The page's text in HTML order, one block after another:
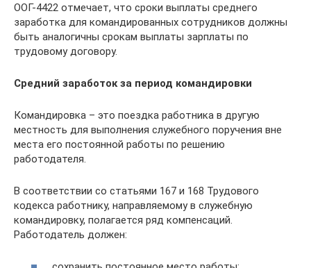
ООГ-4422 отмечает, что сроки выплаты среднего
заработка для командированных сотрудников должны
быть аналогичны срокам выплаты зарплаты по
трудовому договору.
Средний заработок за период командировки
Командировка – это поездка работника в другую
местность для выполнения служебного поручения вне
места его постоянной работы по решению
работодателя.
В соответствии со статьями 167 и 168 Трудового
кодекса работнику, направляемому в служебную
командировку, полагается ряд компенсаций.
Работодатель должен: